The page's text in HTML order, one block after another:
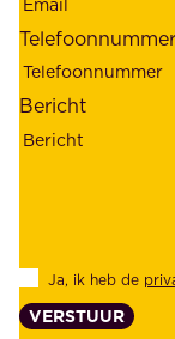
b
a
a
r
h
e
n
a
n
Telefoonnummer
Bericht
Ja, ik heb de
VERSTUUR